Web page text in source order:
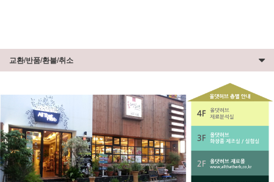
교환/반품/환불/취소